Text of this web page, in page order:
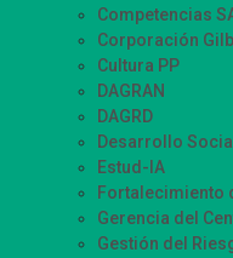
Competencias
Corporación
Cultura PP
DAGRAN
DAGRD
Desarrollo Social
Estud-IA
Fortalecimiento
Gerencia del
Gestión del